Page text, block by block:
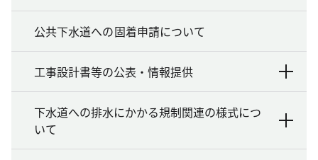
公共下水道への固着申請について
工事設計書等の公表・情報提供
下水道への排水にかかる規制関連の様式につ
いて